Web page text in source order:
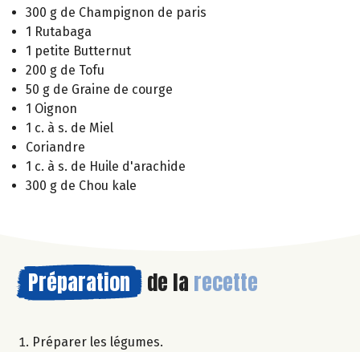
300 g de Champignon de paris
1 Rutabaga
1 petite Butternut
200 g de Tofu
50 g de Graine de courge
1 Oignon
1 c. à s. de Miel
Coriandre
1 c. à s. de Huile d'arachide
300 g de Chou kale
Préparation de la recette
Préparer les légumes.